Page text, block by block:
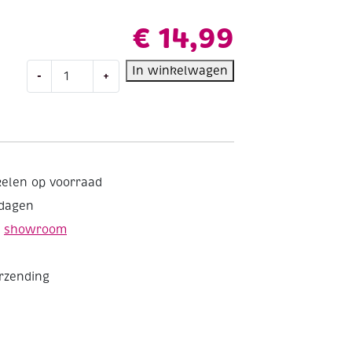
€ 14,99
-
moments,
+ In winkelwagen
op voorraad
showroom